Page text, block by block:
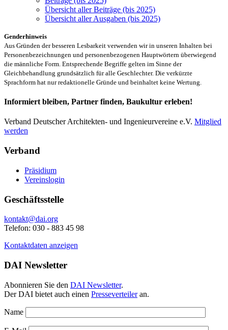
Übersicht aller Beiträge (bis 2025)
Übersicht aller Ausgaben (bis 2025)
Genderhinweis
Aus Gründen der besseren Lesbarkeit verwenden wir in unseren Inhalten bei
Personenbezeichnungen und personenbezogenen Hauptwörtern überwiegend
die männliche Form. Entsprechende Begriffe gelten im Sinne der
Gleichbehandlung grundsätzlich für alle Geschlechter. Die verkürzte
Sprachform hat nur redaktionelle Gründe und beinhaltet keine Wertung.
Informiert bleiben, Partner finden, Baukultur erleben!
Verband Deutscher Architekten- und Ingenieurvereine e.V. Mitglied
werden
Verband
Präsidium
Vereinslogin
Geschäftsstelle
kontakt@dai.org
Telefon: 030 - 883 45 98
Kontaktdaten anzeigen
DAI Newsletter
Abonnieren Sie den DAI Newsletter.
Der DAI bietet auch einen Presseverteileran.
Name